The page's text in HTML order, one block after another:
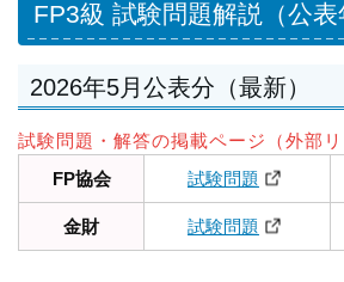
FP3級 試験問題解説（公表
2026年5月公表分（最新）
試験問題・解答の掲載ページ（外部リ
FP協会
試験問題
金財 試験問題